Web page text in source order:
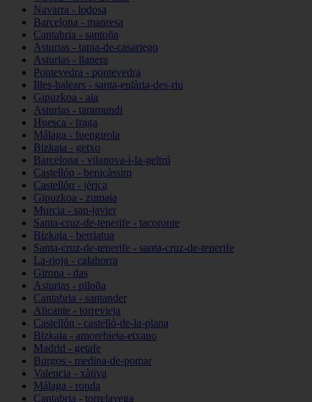
Navarra - lodosa
Barcelona - manresa
Cantabria - santoña
Asturias - tapia-de-casariego
Asturias - llanera
Pontevedra - pontevedra
Illes-balears - santa-eulària-des-riu
Gipuzkoa - aia
Asturias - taramundi
Huesca - fraga
Málaga - fuengirola
Bizkaia - getxo
Barcelona - vilanova-i-la-geltrú
Castellón - benicàssim
Castellón - jérica
Gipuzkoa - zumaia
Murcia - san-javier
Santa-cruz-de-tenerife - tacoronte
Bizkaia - berriatua
Santa-cruz-de-tenerife - santa-cruz-de-tenerife
La-rioja - calahorra
Girona - das
Asturias - piloña
Cantabria - santander
Alicante - torrevieja
Castellón - castelló-de-la-plana
Bizkaia - amorebieta-etxano
Madrid - getafe
Burgos - medina-de-pomar
Valencia - xàtiva
Málaga - ronda
Cantabria - torrelavega